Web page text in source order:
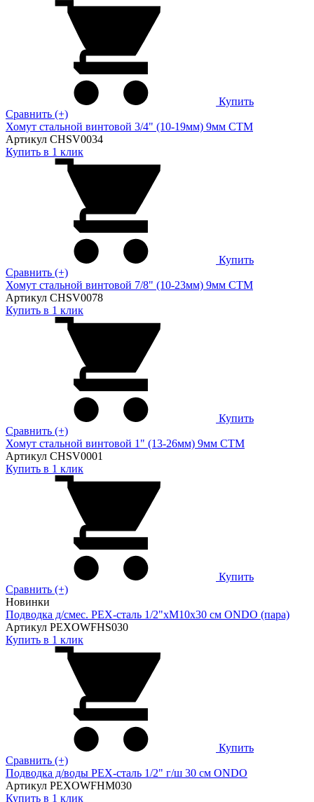
Купить
Сравнить (+)
Хомут стальной винтовой 3/4" (10-19мм) 9мм CTM
Артикул CHSV0034
Купить в 1 клик
Купить
Сравнить (+)
Хомут стальной винтовой 7/8" (10-23мм) 9мм CTM
Артикул CHSV0078
Купить в 1 клик
Купить
Сравнить (+)
Хомут стальной винтовой 1" (13-26мм) 9мм CTM
Артикул CHSV0001
Купить в 1 клик
Купить
Сравнить (+)
Новинки
Подводка д/смес. PEX-сталь 1/2"xM10x30 см ONDO (пара)
Артикул PEXOWFHS030
Купить в 1 клик
Купить
Сравнить (+)
Подводка д/воды PEX-сталь 1/2" г/ш 30 cм ONDO
Артикул PEXOWFHM030
Купить в 1 клик